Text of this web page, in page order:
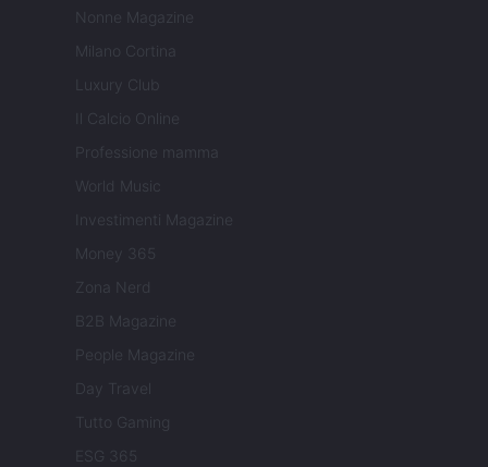
Nonne Magazine
Milano Cortina
Luxury Club
Il Calcio Online
Professione mamma
World Music
Investimenti Magazine
Money 365
Zona Nerd
B2B Magazine
People Magazine
Day Travel
Tutto Gaming
ESG 365